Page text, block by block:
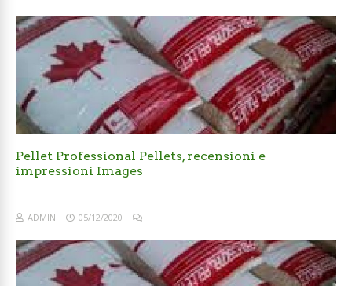
Pellet Professional Pellets, recensioni e
impressioni Images
ADMIN 05/12/2020